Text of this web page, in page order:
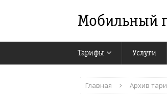
Мобильный
Тарифы Услуги
Главная Архив